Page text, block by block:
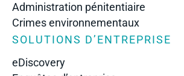
Administration pénitentiaire
Crimes environnementaux
SOLUTIONS D’ENTREPRISE
eDiscovery